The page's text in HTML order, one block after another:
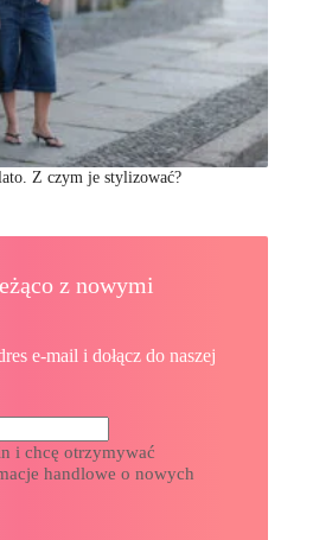
Z czym je stylizować?
z nowymi
e-mail i dołącz do naszej
i chcę otrzymywać
handlowe o nowych